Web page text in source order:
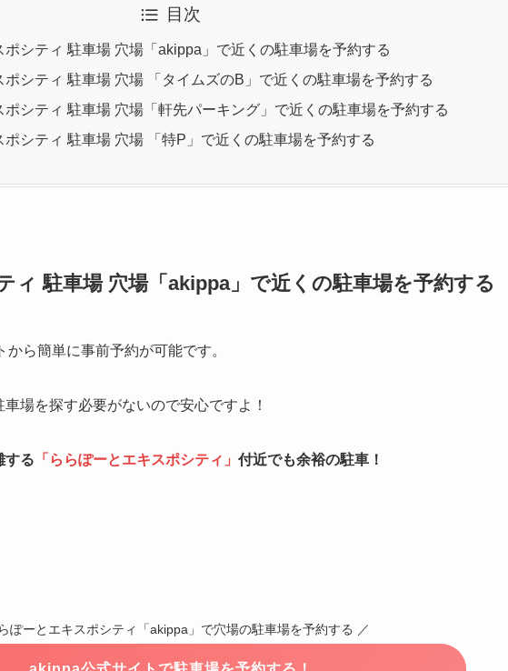
目次
ポシティ 駐車場 穴場「akippa」で近くの駐車場を予約する
ポシティ 駐車場 穴場 「タイムズのB」で近くの駐車場を予約する
ポシティ 駐車場 穴場「軒先パーキング」で近くの駐車場を予約する
ポシティ 駐車場 穴場 「特P」で近くの駐車場を予約する
ィ 駐車場 穴場「akippa」で近くの駐車場を予約する
から簡単に事前予約が可能です。
場を探す必要がないので安心ですよ！
する 「 ららぽーとエキスポシティ 」 付近でも余裕の駐車！
ぽーとエキスポシティ「akippa」で穴場の駐車場を予約する ／